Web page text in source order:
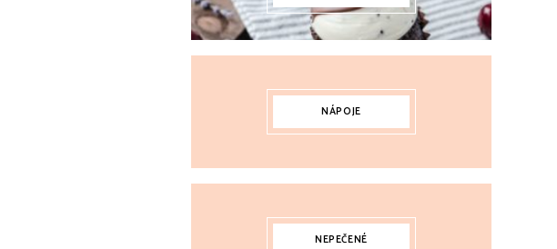
NÁPOJE
NEPEČENÉ